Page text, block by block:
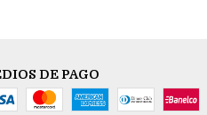
DE PAGO